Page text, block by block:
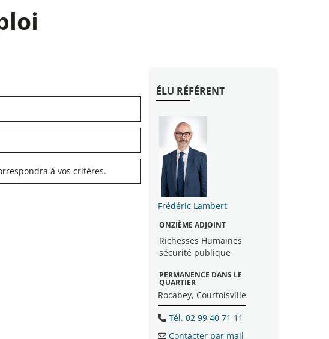
à vos critères.
ÉLU RÉFÉRENT
Frédéric Lambert
ONZIÈME ADJOINT
Richesses Humaines
sécurité publique
PERMANENCE DANS LE
QUARTIER
Rocabey, Courtoisville
Tél. 02 99 40 71 11
Contacter par mail